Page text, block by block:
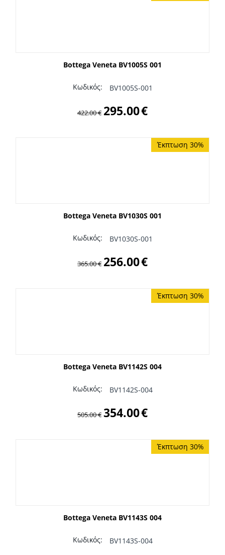
Bottega Veneta BV1005S 001
Κωδικός: BV1005S-001
422.00€ 295.00€
Έκπτωση 30%
Bottega Veneta BV1030S 001
Κωδικός: BV1030S-001
365.00€ 256.00€
Έκπτωση 30%
Bottega Veneta BV1142S 004
Κωδικός: BV1142S-004
505.00€ 354.00€
Έκπτωση 30%
Bottega Veneta BV1143S 004
Κωδικός: BV1143S-004